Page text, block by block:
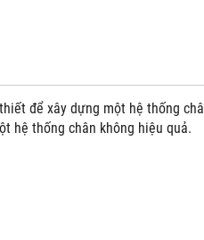
để xây dựng một hệ thống
hệ thống chân không hiệu quả.